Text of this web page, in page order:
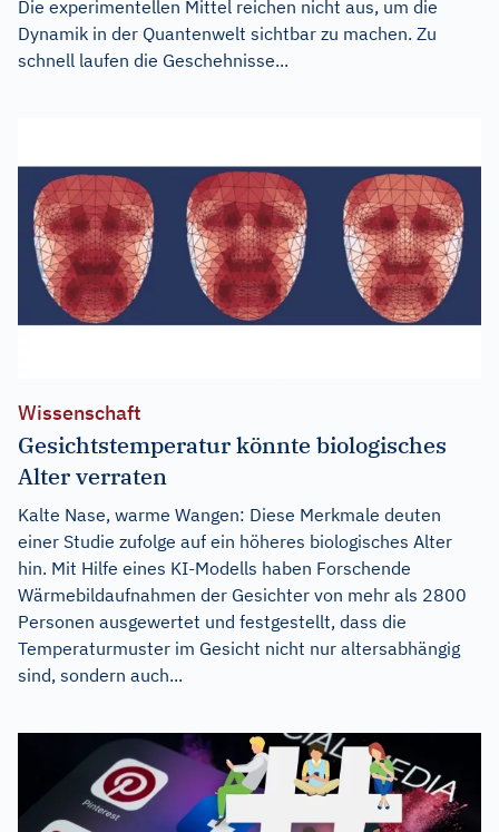
Die experimentellen Mittel reichen nicht aus, um die
Dynamik in der Quantenwelt sichtbar zu machen. Zu
schnell laufen die Geschehnisse...
Wissenschaft
Gesichtstemperatur könnte biologisches
Alter verraten
Kalte Nase, warme Wangen: Diese Merkmale deuten
einer Studie zufolge auf ein höheres biologisches Alter
hin. Mit Hilfe eines KI-Modells haben Forschende
Wärmebildaufnahmen der Gesichter von mehr als 2800
Personen ausgewertet und festgestellt, dass die
Temperaturmuster im Gesicht nicht nur altersabhängig
sind, sondern auch...